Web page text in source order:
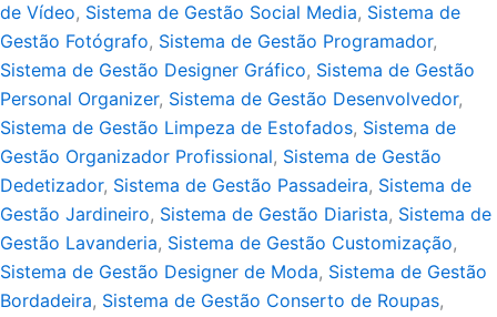
de Vídeo, Sistema de Gestão Social Media, Sistema de
Gestão Fotógrafo, Sistema de Gestão Programador,
Sistema de Gestão Designer Gráfico, Sistema de Gestão
Personal Organizer, Sistema de Gestão Desenvolvedor,
Sistema de Gestão Limpeza de Estofados, Sistema de
Gestão Organizador Profissional, Sistema de Gestão
Dedetizador, Sistema de Gestão Passadeira, Sistema de
Gestão Jardineiro, Sistema de Gestão Diarista, Sistema de
Gestão Lavanderia, Sistema de Gestão Customização,
Sistema de Gestão Designer de Moda, Sistema de Gestão
Bordadeira, Sistema de Gestão Conserto de Roupas,